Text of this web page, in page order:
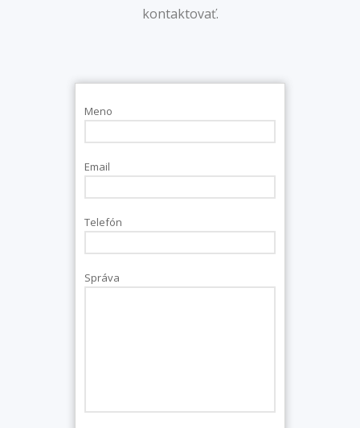
kontaktovať.
Meno
Email
Telefón
Správa